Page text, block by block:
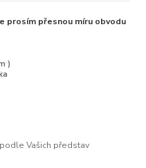
prosím přesnou míru obvodu
)
Vašich představ